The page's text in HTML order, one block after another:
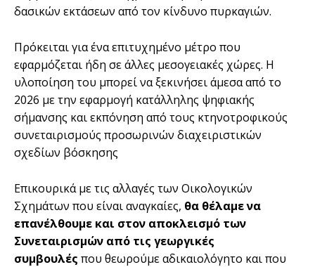
δασικών εκτάσεων από τον κίνδυνο πυρκαγιών.
Πρόκειται για ένα επιτυχημένο μέτρο που
εφαρμόζεται ήδη σε άλλες μεσογειακές χώρες. Η
υλοποίηση του μπορεί να ξεκινήσει άμεσα από το
2026 με την εφαρμογή κατάλληλης ψηφιακής
σήμανσης και εκπόνηση από τους κτηνοτροφικούς
συνεταιρισμούς προσωρινών διαχειριστικών
σχεδίων βόσκησης
Επικουρικά με τις αλλαγές των Οικολογικών
Σχημάτων που είναι αναγκαίες, θα θέλαμε να
επανέλθουμε και στον αποκλεισμό των
Συνεταιρισμών από τις γεωργικές
συμβουλές που θεωρούμε αδικαιολόγητο και που